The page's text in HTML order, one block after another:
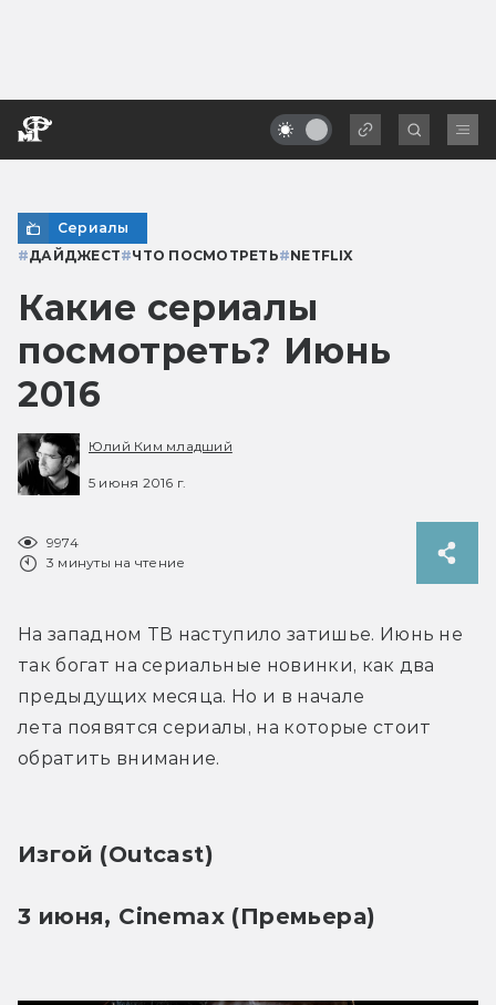
Сериалы
#ДАЙДЖЕСТ#ЧТО ПОСМОТРЕТЬ#NETFLIX
Какие сериалы
посмотреть? Июнь
2016
Юлий Ким младший
5 июня 2016 г.
9974
3 минуты на чтение
На западном ТВ наступило затишье. Июнь не
так богат на сериальные новинки, как два
предыдущих месяца. Но и в начале
лета появятся сериалы, на которые стоит
обратить внимание.
Изгой (Outcast)
3 июня, Cinemax (Премьера)